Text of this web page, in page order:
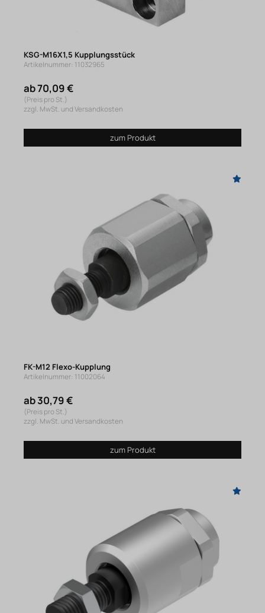
KSG-M16X1,5 Kupplungsstück
Artikelnummer: 11032965
ab 70,09 €
(Preis pro St.)
zzgl. MwSt. und Versandkosten
zum Produkt
FK-M12 Flexo-Kupplung
Artikelnummer: 11002064
ab 30,79 €
(Preis pro St.)
zzgl. MwSt. und Versandkosten
zum Produkt